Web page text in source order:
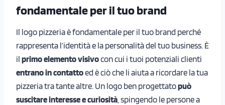
fondamentale per il tuo brand
Il logo pizzeria è fondamentale per il tuo brand perché
rappresenta l’identità e la personalità del tuo business. È
il primo elemento visivocon cui i tuoi potenziali clienti
entrano in contattoed è ciò che li aiuta a ricordare la tua
pizzeria tra tante altre. Un logo ben progettatopuò
suscitare interesse e curiosità , spingendo le persone a